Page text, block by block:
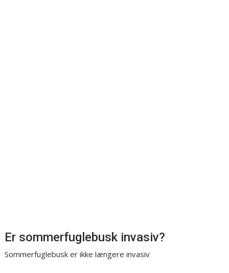
Er sommerfuglebusk invasiv?
Sommerfuglebusk er ikke længere invasiv